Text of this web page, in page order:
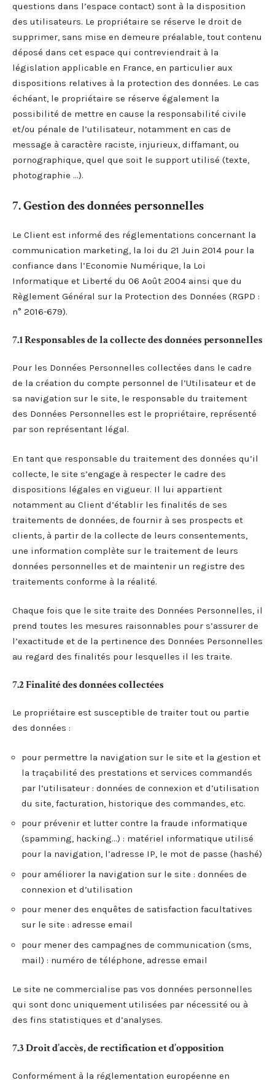
questions dans l’espace contact) sont à la disposition
des utilisateurs. Le propriétaire se réserve le droit de
supprimer, sans mise en demeure préalable, tout contenu
déposé dans cet espace qui contreviendrait à la
législation applicable en France, en particulier aux
dispositions relatives à la protection des données. Le cas
échéant, le propriétaire se réserve également la
possibilité de mettre en cause la responsabilité civile
et/ou pénale de l’utilisateur, notamment en cas de
message à caractère raciste, injurieux, diffamant, ou
pornographique, quel que soit le support utilisé (texte,
photographie …).
7. Gestion des données personnelles
Le Client est informé des réglementations concernant la
communication marketing, la loi du 21 Juin 2014 pour la
confiance dans l’Economie Numérique, la Loi
Informatique et Liberté du 06 Août 2004 ainsi que du
Règlement Général sur la Protection des Données (RGPD :
n° 2016-679).
7.1 Responsables de la collecte des données personnelles
Pour les Données Personnelles collectées dans le cadre
de la création du compte personnel de l’Utilisateur et de
sa navigation sur le site, le responsable du traitement
des Données Personnelles est le propriétaire, représenté
par son représentant légal.
En tant que responsable du traitement des données qu’il
collecte, le site s’engage à respecter le cadre des
dispositions légales en vigueur. Il lui appartient
notamment au Client d’établir les finalités de ses
traitements de données, de fournir à ses prospects et
clients, à partir de la collecte de leurs consentements,
une information complète sur le traitement de leurs
données personnelles et de maintenir un registre des
traitements conforme à la réalité.
Chaque fois que le site traite des Données Personnelles, il
prend toutes les mesures raisonnables pour s’assurer de
l’exactitude et de la pertinence des Données Personnelles
au regard des finalités pour lesquelles il les traite.
7.2 Finalité des données collectées
Le propriétaire est susceptible de traiter tout ou partie
des données :
pour permettre la navigation sur le site et la gestion et
la traçabilité des prestations et services commandés
par l’utilisateur : données de connexion et d’utilisation
du site, facturation, historique des commandes, etc.
pour prévenir et lutter contre la fraude informatique
(spamming, hacking…) : matériel informatique utilisé
pour la navigation, l’adresse IP, le mot de passe (hashé)
pour améliorer la navigation sur le site : données de
connexion et d’utilisation
pour mener des enquêtes de satisfaction facultatives
sur le site : adresse email
pour mener des campagnes de communication (sms,
mail) : numéro de téléphone, adresse email
Le site ne commercialise pas vos données personnelles
qui sont donc uniquement utilisées par nécessité ou à
des fins statistiques et d’analyses.
7.3 Droit d’accès, de rectification et d’opposition
Conformément à la réglementation européenne en